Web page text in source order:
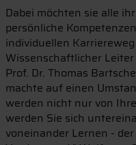
Dabei möchten sie alle
persönliche
individuellen
Wissenschaftlicher
Prof. Dr. Thomas
machte auf einen
werden nicht nur von
werden Sie sich
voneinander Lernen -